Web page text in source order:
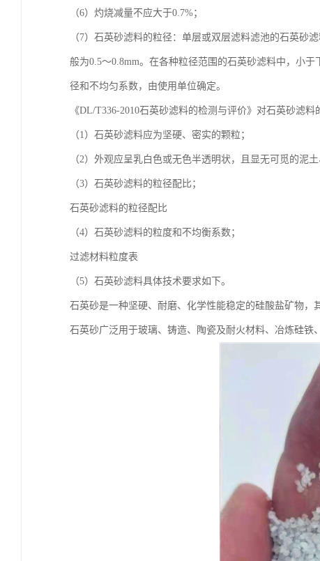
（6）灼烧减量不应大于0.7%；
（7）石英砂滤料的粒径：单层或双层滤料滤池的石英砂
般为0.5～0.8mm。在各种粒径范围的石英砂滤料中，小
径和不均匀系数，由使用单位确定。
《DL/T336-2010石英砂滤料的检测与评价》对石英砂滤料
（1）石英砂滤料应为坚硬、密实的颗粒；
（2）外观应呈乳白色或无色半透明状，且显无可觅的泥土
（3）石英砂滤料的粒径配比；
石英砂滤料的粒径配比
（4）石英砂滤料的粒度和不均衡系数；
过滤材料粒度表
（5）石英砂滤料具体技术要求如下。
石英砂是一种坚硬、耐磨、化学性能稳定的硅酸盐矿物，
石英砂广泛用于玻璃、铸造、陶瓷及耐火材料、冶炼硅铁